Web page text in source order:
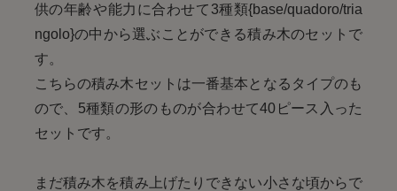
供の年齢や能力に合わせて3種類{base/quadoro/tria
ngolo}の中から選ぶことができる積み木のセットで
す。
こちらの積み木セットは一番基本となるタイプのも
ので、5種類の形のものが合わせて40ピース入った
セットです。
まだ積み木を積み上げたりできない小さな頃からで